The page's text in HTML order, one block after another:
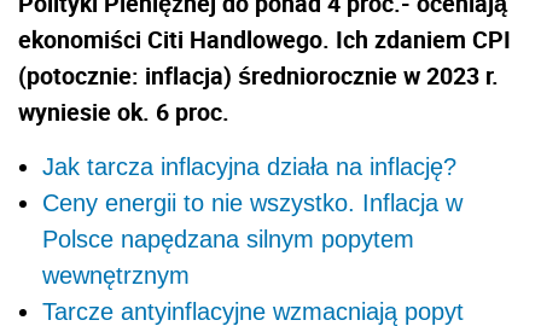
ekonomiści Citi Handlowego. Ich zdaniem CPI
(potocznie: inflacja) średniorocznie w 2023 r.
wyniesie ok. 6 proc.
Jak tarcza inflacyjna działa na inflację?
Ceny energii to nie wszystko. Inflacja w
Polsce napędzana silnym popytem
wewnętrznym
Tarcze antyinflacyjne wzmacniają popyt